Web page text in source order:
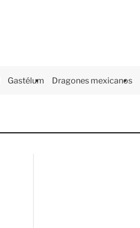
Gastélum Dragones mexicanos